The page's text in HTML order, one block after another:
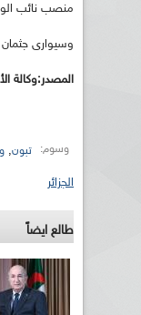
منصب نائب
وسيوارى جثمان
المصدر:وكالة
وسوم: تبون,
الجزائر
طالع ايضاً